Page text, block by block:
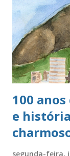
100
e
segunda-feira,